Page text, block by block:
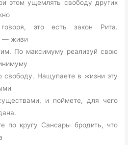
этом ущемлять свободу других
это есть закон Рита.
— живи
По максимуму реализуй свою
Нащупаете в жизни эту
и поймете, для чего
по кругу Сансары бродить, что